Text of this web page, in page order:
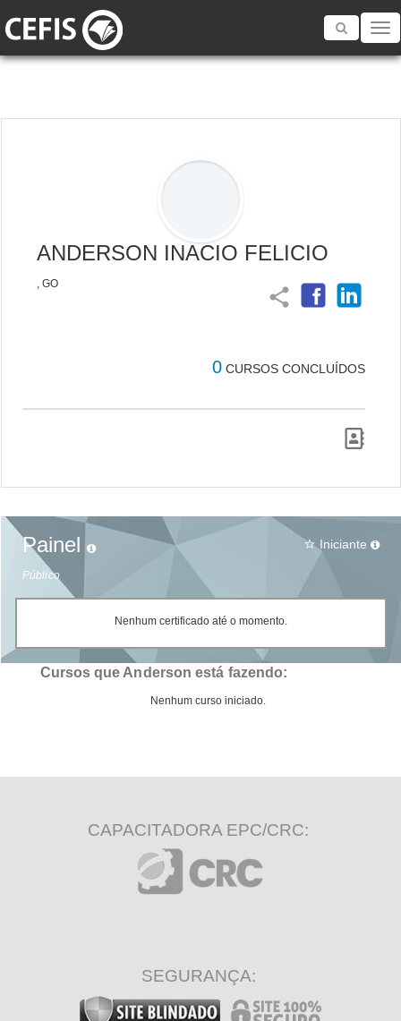
Toggle
ANDERSON INACIO FELICIO
, GO
share
0 CURSOS CONCLUÍDOS
Painel
Público
star_border Iniciante
Nenhum certificado até o momento.
Cursos que Anderson está fazendo:
Nenhum curso iniciado.
CAPACITADORA EPC/CRC:
SEGURANÇA: